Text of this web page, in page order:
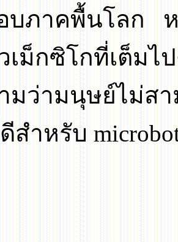
บภาคพื้นโลก
เม็กซิโกที่เต็ม
มว่ามนุษย์ไม่ส
สำหรับ